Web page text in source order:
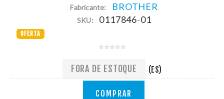
Fabricante: BROTHER
SKU: 0117846-01
OFERTA
FORA DE ESTOQUE (ES)
COMPRAR